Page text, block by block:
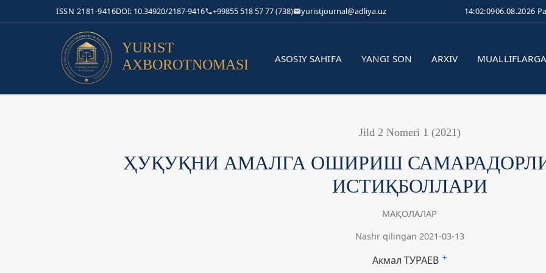
ISSN 2181-9416DOI: 10.34920/2187-9416 +99855 518 57 77 (738) yuristjournal@adliya.uz 14:02:0906.08.2026
YURIST
AXBOROTNOMASI
ASOSIY SAHIFA YANGI SON ARXIV MUALLIFLARGA
Jild 2 Nomeri 1 (2021)
ҲУҚУҚНИ АМАЛГА ОШИРИШ
ИСТИҚБОЛЛАРИ
МАҚОЛАЛАР
Nashr qilingan 2021-03-13
Акмал ТУРАЕВ +